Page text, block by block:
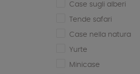
Case sugli alberi
Tende safari
Case nella natura
Yurte
Minicase